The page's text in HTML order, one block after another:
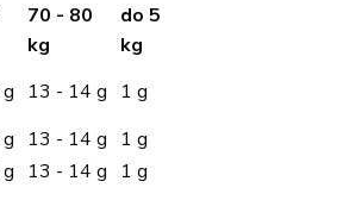
70 - 80
kg
do 5
kg
13 - 14 g
1 g
13 - 14 g
1 g
13 - 14 g 1 g